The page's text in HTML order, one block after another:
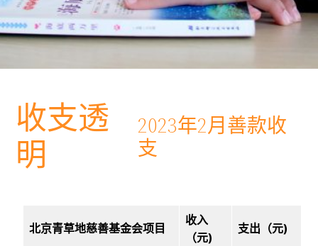
收支透
明
2023年2月善款收
支
北京青草地慈善基金会项目
收入
（元)
支出（元)